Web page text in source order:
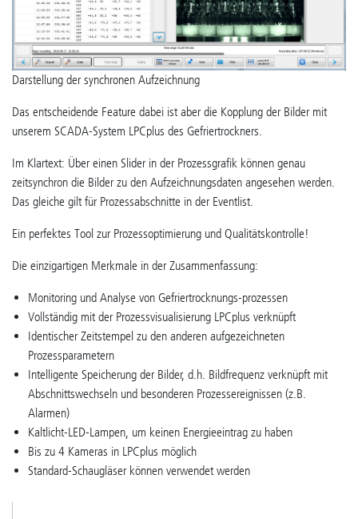
Darstellung der synchronen Aufzeichnung
Das entscheidende Feature dabei ist aber die Kopplung der Bilder mit
unserem SCADA-System LPCplus des Gefriertrockners.
Im Klartext: Über einen Slider in der Prozessgrafik können genau
zeitsynchron die Bilder zu den Aufzeichnungsdaten angesehen werden.
Das gleiche gilt für Prozessabschnitte in der Eventlist.
Ein perfektes Tool zur Prozessoptimierung und Qualitätskontrolle!
Die einzigartigen Merkmale in der Zusammenfassung:
Monitoring und Analyse von Gefriertrocknungs-prozessen
Vollständig mit der Prozessvisualisierung LPCplus verknüpft
Identischer Zeitstempel zu den anderen aufgezeichneten
Prozessparametern
Intelligente Speicherung der Bilder, d.h. Bildfrequenz verknüpft mit
Abschnittswechseln und besonderen Prozessereignissen (z.B.
Alarmen)
Kaltlicht-LED-Lampen, um keinen Energieeintrag zu haben
Bis zu 4 Kameras in LPCplus möglich
Standard-Schaugläser können verwendet werden